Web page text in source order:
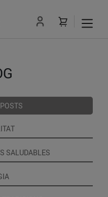
SALUDABLES